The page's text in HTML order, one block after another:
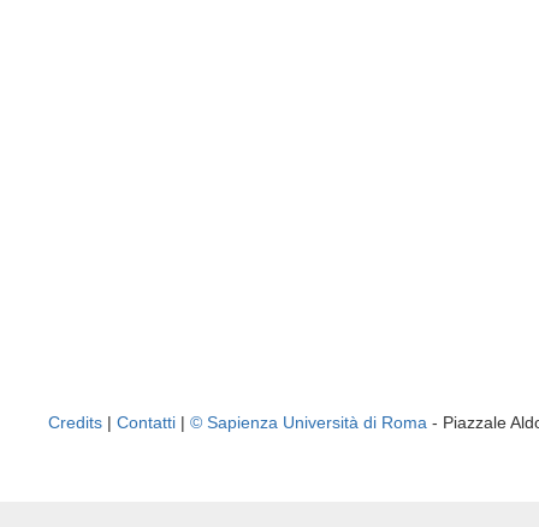
Credits | Contatti | © Sapienza Università di Roma - Piazzale